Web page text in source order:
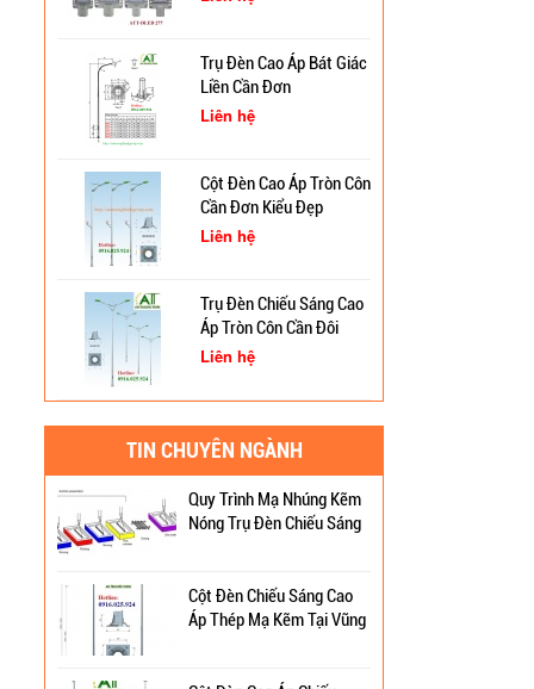
Trụ Đèn Cao Áp Bát Giác
Liền Cần Đơn
Liên hệ
Cột Đèn Cao Áp Tròn Côn
Cần Đơn Kiểu Đẹp
Liên hệ
Trụ Đèn Chiếu Sáng Cao
Áp Tròn Côn Cần Đôi
Kiểu K212
Liên hệ
Đèn Đường Led 100W
NLMT Rời Thể
Liên hệ
120W ATT
Liên hệ
TIN CHUYÊN NGÀNH
Sơn
Trụ Đèn Tín Hiệu Chớp
Cột Đèn Pha Đa Giác Tại
Bình Định
Cung Cấp Cột Đèn Chiếu
Sáng Cao Áp Tại TP. Tam
Kỳ
Trụ Thép Mạ Nhúng Kẽm
Nóng
Quy Trình Mạ Nhúng Kẽm
Nóng Trụ Đèn Chiếu Sáng
Cột Đèn Chiếu Sáng Cao
Áp Thép Mạ Kẽm Tại Vũng